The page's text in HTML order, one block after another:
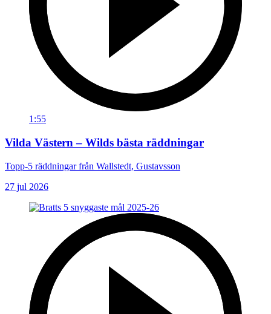
1:55
Vilda Västern – Wilds bästa räddningar
Topp-5 räddningar från Wallstedt, Gustavsson
27 jul 2026